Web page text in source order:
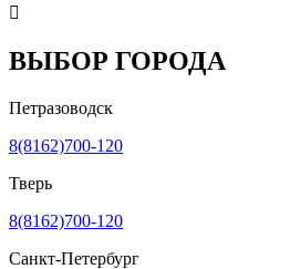

ВЫБОР ГОРОДА
Петразоводск
8(8162)700-120
Тверь
8(8162)700-120
Санкт-Петербург